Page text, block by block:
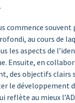
commence souvent
au cours de
les aspects de
Ensuite, en
des objectifs clairs
le développement
reflète au mieux